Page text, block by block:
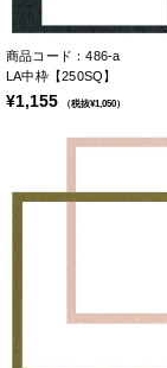
商品コード：486-a
LA中枠【250SQ】
¥1,155 （税抜¥1,050）